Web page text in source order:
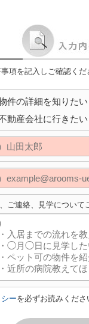
項を記入しご確認く
件の詳細を知りたい
動産会社に行きたい
ご連絡、見学について
ーを必ずお読みくださ